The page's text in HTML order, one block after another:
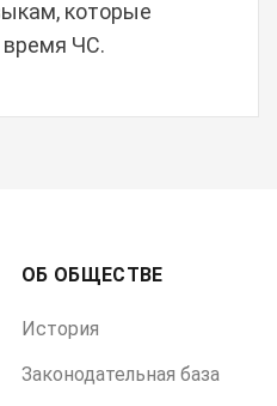
которые
время ЧС.
ОБ ОБЩЕСТВЕ
История
Законодательная база